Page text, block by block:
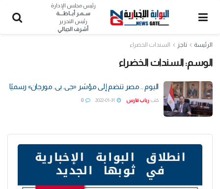
رئيس مجلس الإدارة
ســمـر أبــاظــــة
رئيس التحرير
أشرف الجبالي
الرئيسة تاجز السندات الخضراء
الوسم: السندات الخضراء
اليوم .. مصر تنضم إلى مؤشر «جى. بى. مورجان» رسميًا
كتب رباب فارس 0